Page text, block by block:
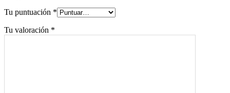
Tu puntuación *
Tu valoración *